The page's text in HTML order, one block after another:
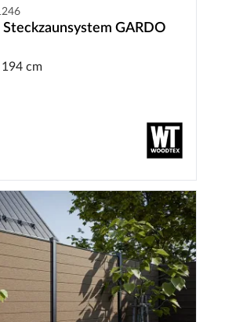
GARDO
194 cm